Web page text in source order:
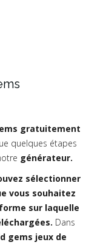
gratuitement
quelques étapes
générateur.
sélectionner
vous souhaitez
sur laquelle
Dans
gems jeux de